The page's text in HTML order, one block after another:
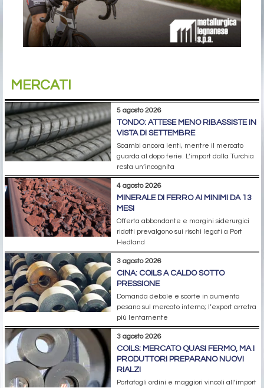
MERCATI
5 agosto 2026
TONDO: ATTESE MENO RIBASSISTE IN
VISTA DI SETTEMBRE
Scambi ancora lenti, mentre il mercato
guarda al dopo ferie. L’import dalla Turchia
resta un’incognita
4 agosto 2026
MINERALE DI FERRO AI MINIMI DA 13
MESI
Offerta abbondante e margini siderurgici
ridotti prevalgono sui rischi legati a Port
Hedland
3 agosto 2026
CINA: COILS A CALDO SOTTO
PRESSIONE
Domanda debole e scorte in aumento
pesano sul mercato interno; l’export arretra
più lentamente
3 agosto 2026
COILS: MERCATO QUASI FERMO, MA I
PRODUTTORI PREPARANO NUOVI
RIALZI
Portafogli ordini e maggiori vincoli all’import